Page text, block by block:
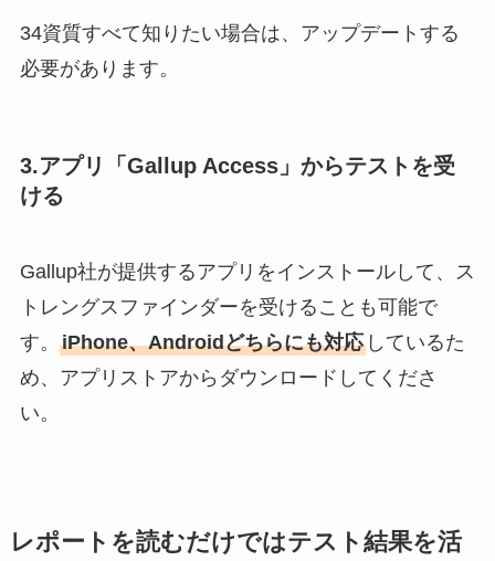
34資質すべて知りたい場合は、アップデートする
必要があります。
3.アプリ「Gallup Access」からテストを受
ける
Gallup社が提供するアプリをインストールして、ス
トレングスファインダーを受けることも可能で
す。 iPhone、Androidどちらにも対応しているた
め、アプリストアからダウンロードしてくださ
い。
レポートを読むだけではテスト結果を活